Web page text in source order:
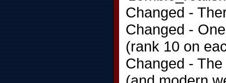
Changed -
Changed -
(rank 10 on
Changed -